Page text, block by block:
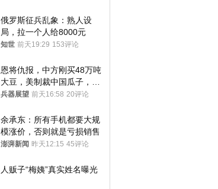
俄罗斯征兵乱象：熟人设
局，拉一个人给8000元
知世 前天19:29 153评论
恩将仇报，中方刚买48万吨
大豆，美制裁中国瓜子，布
林肯措辞变了
兵器展望 前天16:58 20评论
余承东：所有手机都要大规
模涨价，否则就是亏损销售
澎湃新闻 昨天12:15 45评论
人贩子“梅姨”真实姓名曝光